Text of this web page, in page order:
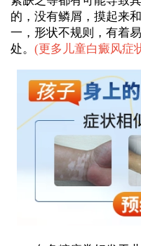
的，没有鳞屑，摸起来
一，形状不规则，有着
处。 (更多儿童白癜风症